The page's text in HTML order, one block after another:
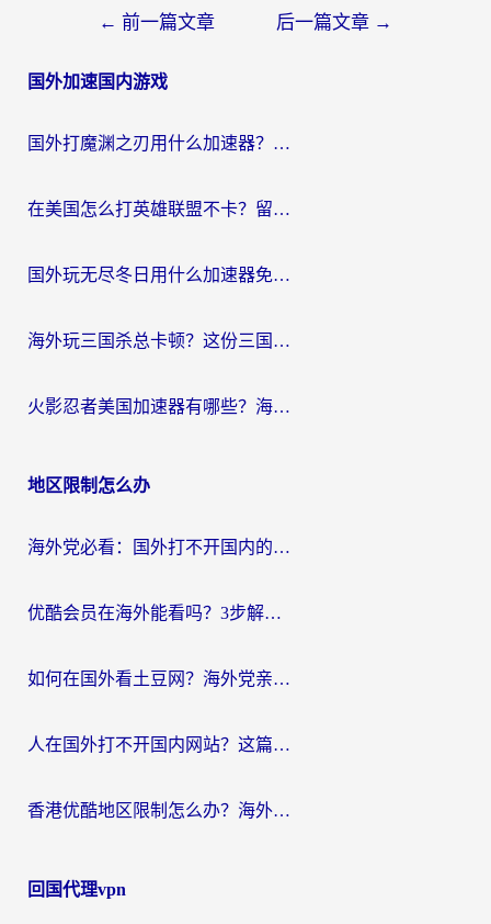
导
← 前一篇文章 后一篇文章 →
国外加速国内游戏
国外打魔渊之刃用什么加速器？2026海外玩家国服游戏加速全攻略（附闪耀暖暖&复苏的魔女避坑指南）
在美国怎么打英雄联盟不卡？留学生亲测的国服游戏加速全攻略
国外玩无尽冬日用什么加速器免费？海外党国服游戏加速避坑指南
海外玩三国杀总卡顿？这份三国杀游戏加速器指南帮你告别延迟烦恼
火影忍者美国加速器有哪些？海外党亲测的国服游戏加速全攻略（含菲律宾玩三国之刃守望黎明技巧）
地区限制怎么办
海外党必看：国外打不开国内的app怎么办？3步解决你的乡愁
优酷会员在海外能看吗？3步解决海外追剧难题，附实测好用加速器推荐
如何在国外看土豆网？海外党亲测有效的追剧加速器选择指南
人在国外打不开国内网站？这篇攻略帮你无缝解锁国内资源（附交管12123使用技巧）
香港优酷地区限制怎么办？海外党亲测有效的追剧解决方案
回国代理vpn